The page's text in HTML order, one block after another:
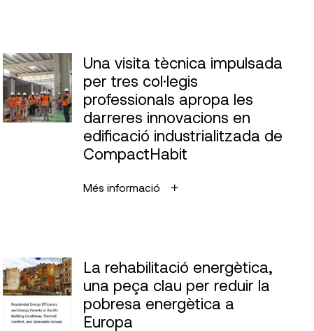
Una visita tècnica impulsada
per tres col·legis
professionals apropa les
darreres innovacions en
edificació industrialitzada de
CompactHabit
Més informació
La rehabilitació energètica,
una peça clau per reduir la
pobresa energètica a
Europa